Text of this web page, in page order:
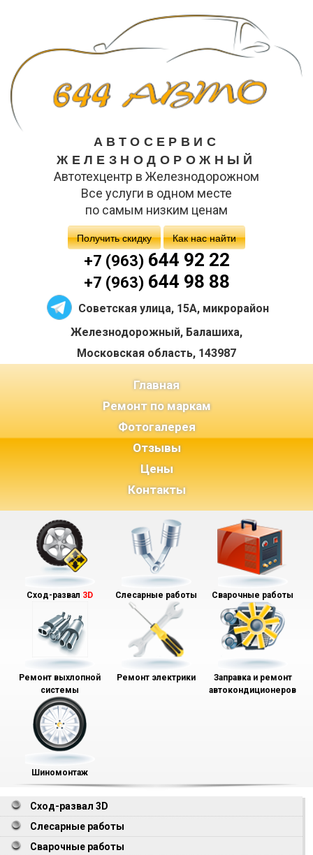
АВТОСЕРВИС
ЖЕЛЕЗНОДОРОЖНЫЙ
Автотехцентр в Железнодорожном
Все услуги в одном месте
по самым низким ценам
Получить скидку Как нас найти
+7 (963)644 92 22
+7 (963)644 98 88
Советская улица, 15А, микрорайон
Железнодорожный, Балашиха,
Московская область, 143987
Главная(current)
Ремонт по маркам
Фотогалерея
Отзывы
Цены
Контакты
Сход-развал 3D Слесарные работы Сварочные работы
Ремонт выхлопной
системы
Ремонт электрики
Заправка и ремонт
автокондиционеров
Шиномонтаж
Сход-развал 3D
Слесарные работы
Сварочные работы